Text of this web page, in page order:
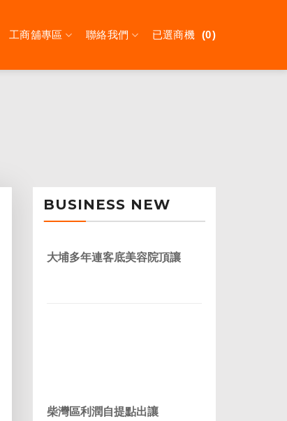
工商舖專區 聯絡我們 已選商機 0
BUSINESS NEW
大埔多年連客底美容院頂讓
柴灣區利潤自提點出讓